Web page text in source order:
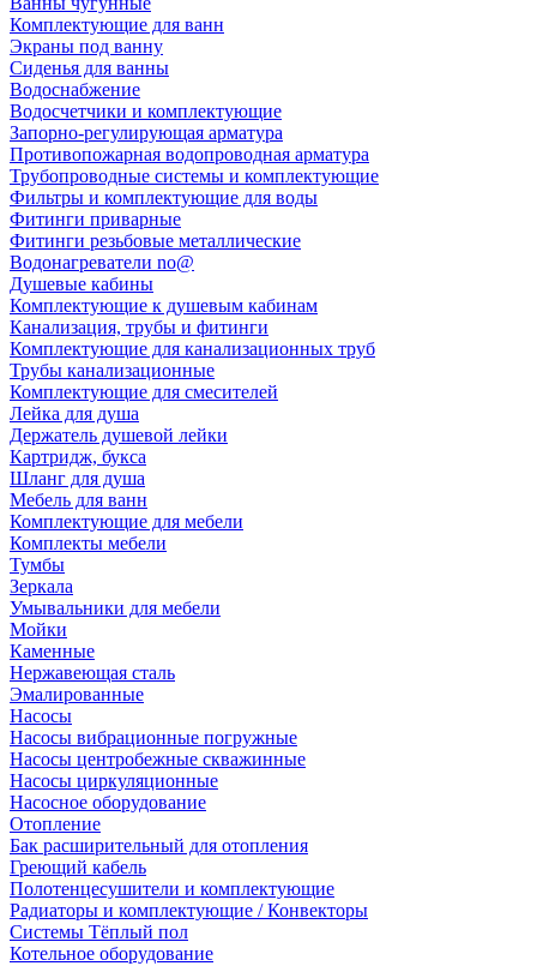
Комплектующие для ванн
Экраны под ванну
Сиденья для ванны
Водоснабжение
Водосчетчики и комплектующие
Запорно-регулирующая арматура
Противопожарная водопроводная арматура
Трубопроводные системы и комплектующие
Фильтры и комплектующие для воды
Фитинги приварные
Фитинги резьбовые металлические
Водонагреватели no@
Душевые кабины
Комплектующие к душевым кабинам
Канализация, трубы и фитинги
Комплектующие для канализационных труб
Трубы канализационные
Комплектующие для смесителей
Лейка для душа
Держатель душевой лейки
Картридж, букса
Шланг для душа
Мебель для ванн
Комплектующие для мебели
Комплекты мебели
Тумбы
Зеркала
Умывальники для мебели
Мойки
Каменные
Нержавеющая сталь
Эмалированные
Насосы
Насосы вибрационные погружные
Насосы центробежные скважинные
Насосы циркуляционные
Насосное оборудование
Отопление
Бак расширительный для отопления
Греющий кабель
Полотенцесушители и комплектующие
Радиаторы и комплектующие / Конвекторы
Системы Тёплый пол
Котельное оборудование